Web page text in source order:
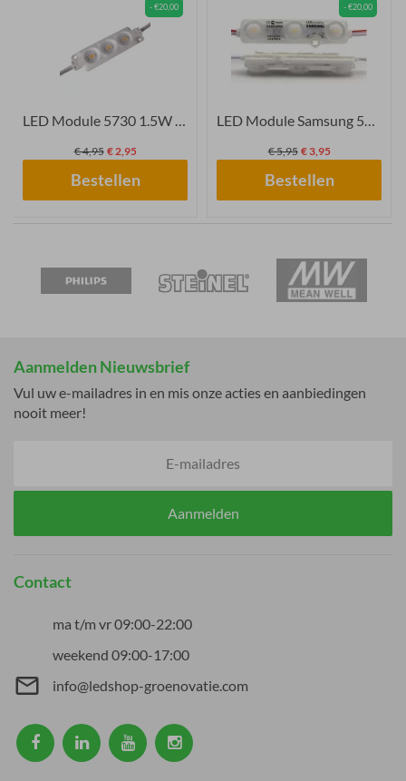
- €20,00
LED Module 5730 1.5W 12V...
€ 4,95 € 2,95
Bestellen
- €20,00
LED Module Samsung 5730 ...
€ 5,95 € 3,95
Bestellen
Aanmelden Nieuwsbrief
Vul uw e-mailadres in en mis onze acties en aanbiedingen
nooit meer!
Aanmelden
Contact
ma t/m vr 09:00-22:00
weekend 09:00-17:00
mail_outline info@ledshop-groenovatie.com